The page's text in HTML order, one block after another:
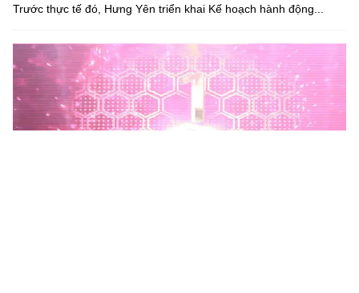
Trước thực tế đó, Hưng Yên triển khai Kế hoạch hành động...